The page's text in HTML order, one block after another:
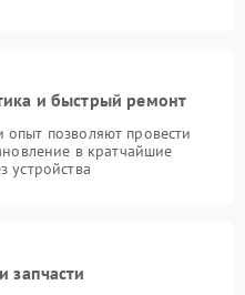
и быстрый ремонт
позволяют провести
в кратчайшие
устройства
запчасти